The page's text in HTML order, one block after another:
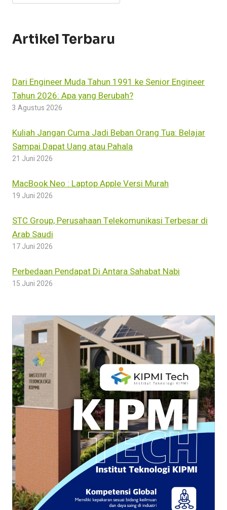
Artikel Terbaru
Dari Engineer Muda Tahun 1991 ke Senior Engineer
Tahun 2026: Apa yang Berubah?
3 Agustus 2026
Kuliah Jangan Cuma Jadi Beban Orang Tua: Belajar
Sampai Dapat Uang atau Pahala
21 Juni 2026
MacBook Neo : Laptop Apple Versi Murah
19 Juni 2026
STC Group, Perusahaan Telekomunikasi Terbesar di
Arab Saudi
17 Juni 2026
Perbedaan Pendapat Di Antara Sahabat Nabi
15 Juni 2026